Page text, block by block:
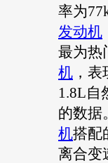
率为
发动机
最为热
机 ，
1.8L自
的数据
机搭配
离合变